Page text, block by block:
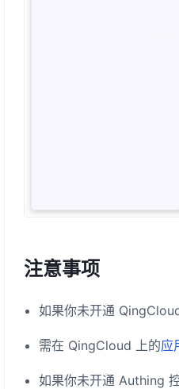
注意事项
如果你未开通
需在 QingCloud 上的应
如果你未开通 Authing